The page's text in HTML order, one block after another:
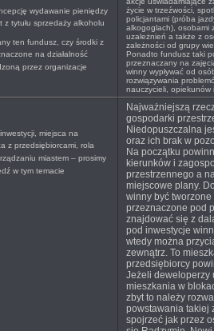
wydawanie pieniędzy
z tytułu sprzedaży alkoholu
ten fundusz, czy środki z
na działalność
przez organizacje
życie w trzeźwości,
policjantami (próba
alkogoglach), osobami
uzależnień a także z
zależności od grupy
Ponadto fundusz taki
przeznaczany na
winny wypływać od
rozwiązywania
nauczycieli, opiekunów
miejsca na
z przedsiębiorcami, rola
miastem – prosimy
w tym temacie
Najważniejszą
gospodarki
Niedopuszczalna
oraz ich brak w
Na początku
kierunków i
przestrzennego a
miejscowe plany.
winny być
przeznaczone pod
znajdować się z
pod inwestycje
wtedy można
zewnątrz. To
przedsiębiorcy
Jeżeli deweloperzy
mieszkania w
zbyt to należy
powstawania takiej
spojrzeć jak przez